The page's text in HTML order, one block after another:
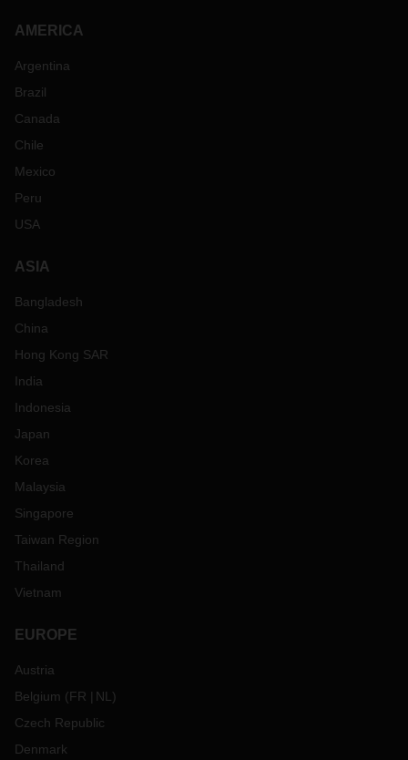
AMERICA
Argentina
Brazil
Canada
Chile
Mexico
Peru
USA
ASIA
Bangladesh
China
Hong Kong SAR
India
Indonesia
Japan
Korea
Malaysia
Singapore
Taiwan Region
Thailand
Vietnam
EUROPE
Austria
Belgium (FR NL )
Czech Republic
Denmark